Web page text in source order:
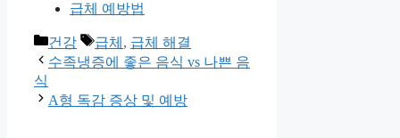
급체 예방법
카
테
리
건강
태
그
급체 , 급체 해결
수족냉증에 좋은 음식 vs 나쁜 음
식
A형 독감 증상 및 예방